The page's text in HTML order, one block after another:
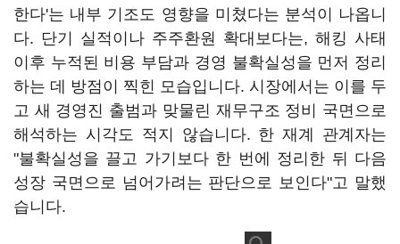
한다'는 내부 기조도 영향을 미쳤다는 분석이 나옵니
다. 단기 실적이나 주주환원 확대보다는, 해킹 사태
이후 누적된 비용 부담과 경영 불확실성을 먼저 정리
하는 데 방점이 찍힌 모습입니다. 시장에서는 이를 두
고 새 경영진 출범과 맞물린 재무구조 정비 국면으로
해석하는 시각도 적지 않습니다. 한 재계 관계자는
"불확실성을 끌고 가기보다 한 번에 정리한 뒤 다음
성장 국면으로 넘어가려는 판단으로 보인다"고 말했
습니다.